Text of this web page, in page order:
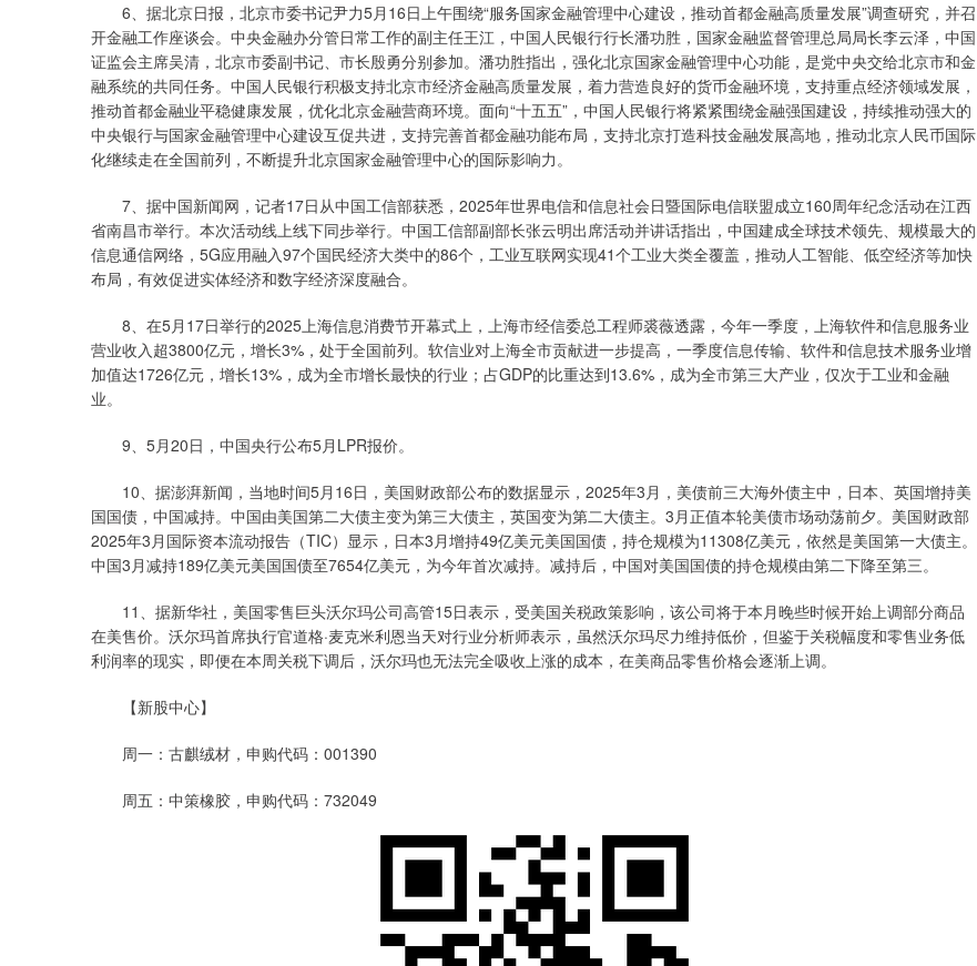
6、据北京日报，北京市委书记尹力5月16日上午围绕“服务国家金融管理中心建设，推动首都金融高质量发展”调查研究，并召
开金融工作座谈会。中央金融办分管日常工作的副主任王江，中国人民银行行长潘功胜，国家金融监督管理总局局长李云泽，中国
证监会主席吴清，北京市委副书记、市长殷勇分别参加。潘功胜指出，强化北京国家金融管理中心功能，是党中央交给北京市和金
融系统的共同任务。中国人民银行积极支持北京市经济金融高质量发展，着力营造良好的货币金融环境，支持重点经济领域发展，
推动首都金融业平稳健康发展，优化北京金融营商环境。面向“十五五”，中国人民银行将紧紧围绕金融强国建设，持续推动强大的
中央银行与国家金融管理中心建设互促共进，支持完善首都金融功能布局，支持北京打造科技金融发展高地，推动北京人民币国际
化继续走在全国前列，不断提升北京国家金融管理中心的国际影响力。
7、据中国新闻网，记者17日从中国工信部获悉，2025年世界电信和信息社会日暨国际电信联盟成立160周年纪念活动在江西
省南昌市举行。本次活动线上线下同步举行。中国工信部副部长张云明出席活动并讲话指出，中国建成全球技术领先、规模最大的
信息通信网络，5G应用融入97个国民经济大类中的86个，工业互联网实现41个工业大类全覆盖，推动人工智能、低空经济等加快
布局，有效促进实体经济和数字经济深度融合。
8、在5月17日举行的2025上海信息消费节开幕式上，上海市经信委总工程师裘薇透露，今年一季度，上海软件和信息服务业
营业收入超3800亿元，增长3%，处于全国前列。软信业对上海全市贡献进一步提高，一季度信息传输、软件和信息技术服务业增
加值达1726亿元，增长13%，成为全市增长最快的行业；占GDP的比重达到13.6%，成为全市第三大产业，仅次于工业和金融
业。
9、5月20日，中国央行公布5月LPR报价。
10、据澎湃新闻，当地时间5月16日，美国财政部公布的数据显示，2025年3月，美债前三大海外债主中，日本、英国增持美
国国债，中国减持。中国由美国第二大债主变为第三大债主，英国变为第二大债主。3月正值本轮美债市场动荡前夕。美国财政部
2025年3月国际资本流动报告（TIC）显示，日本3月增持49亿美元美国国债，持仓规模为11308亿美元，依然是美国第一大债主。
中国3月减持189亿美元美国国债至7654亿美元，为今年首次减持。减持后，中国对美国国债的持仓规模由第二下降至第三。
11、据新华社，美国零售巨头沃尔玛公司高管15日表示，受美国关税政策影响，该公司将于本月晚些时候开始上调部分商品
在美售价。沃尔玛首席执行官道格·麦克米利恩当天对行业分析师表示，虽然沃尔玛尽力维持低价，但鉴于关税幅度和零售业务低
利润率的现实，即便在本周关税下调后，沃尔玛也无法完全吸收上涨的成本，在美商品零售价格会逐渐上调。
【新股中心】
周一：古麒绒材，申购代码：001390
周五：中策橡胶，申购代码：732049